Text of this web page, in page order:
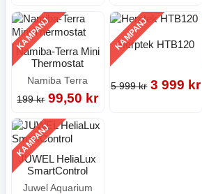
KAMPANJ
Namiba-Terra Mini
Thermostat
Namiba Terra
199 kr 99,50 kr
KAMPANJ
Herptek HTB120
5 999 kr 3 999 kr
KAMPANJ
JUWEL HeliaLux
SmartControl
Juwel Aquarium